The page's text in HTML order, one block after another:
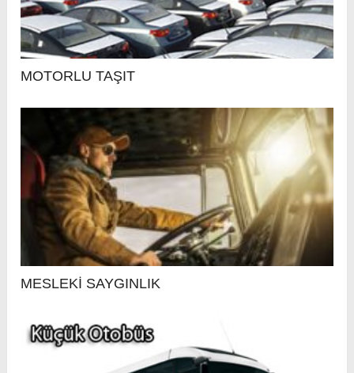
MOTORLU TAŞIT
MESLEKİ SAYGINLIK